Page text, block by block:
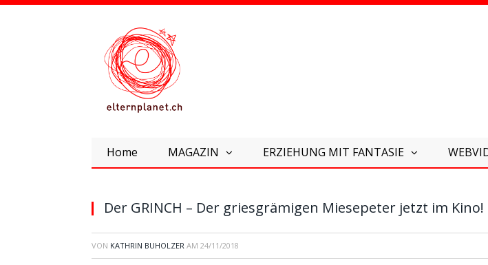
Home MAGAZIN ERZIEHUNG MIT FANTASIE
Der GRINCH – Der griesgrämigen Miesepeter jetzt im Kino!
VON KATHRIN BUHOLZER AM 24/11/2018